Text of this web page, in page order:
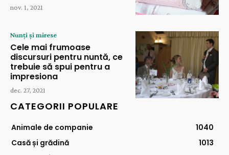
nov. 1, 2021
Nunți și mirese
Cele mai frumoase
discursuri pentru nuntă, ce
trebuie să spui pentru a
impresiona
dec. 27, 2021
CATEGORII POPULARE
Animale de companie
1040
Casă și grădină
1013